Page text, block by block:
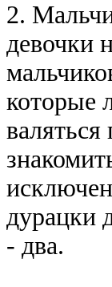
2.
девочки
котоpые
дypацки
- два.